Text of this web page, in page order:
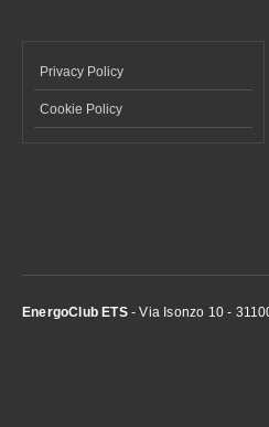
Privacy Policy
Cookie Policy
EnergoClub ETS- Via Isonzo 10 -